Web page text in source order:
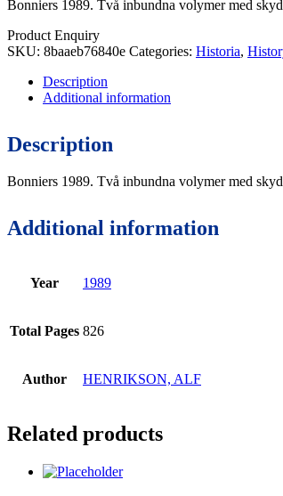
Bonniers 1989. Två inbundna volymer med
Product Enquiry
SKU: 8baaeb76840e Categories: Historia,
Description
Additional information
Description
Bonniers 1989. Två inbundna volymer med
Additional information
Year 1989
Total Pages 826
Author HENRIKSON, ALF
Related products